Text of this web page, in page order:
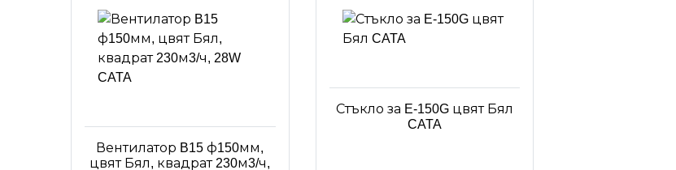
Вентилатор B15 ф150мм,
цвят Бял, квадрат 230м3/ч,
Стъкло за E-150G цвят Бял
CATA